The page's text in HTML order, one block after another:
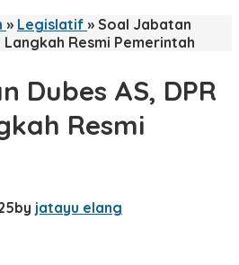
» Legislatif » Soal Jabatan
Langkah Resmi Pemerintah
Dubes AS, DPR
Resmi
by jatayu elang